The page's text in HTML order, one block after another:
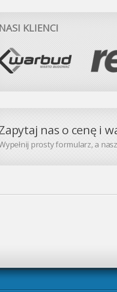
NASI KLIENCI
nas o cenę i
prosty formularz, a